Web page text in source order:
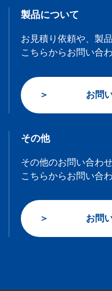
製品について
お見積り依頼や、製
こちらからお問い合
お問
その他
その他のお問い合わ
こちらからお問い合
お問